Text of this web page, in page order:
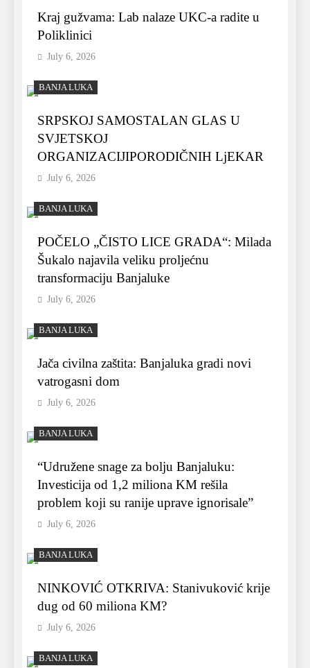
Kraj gužvama: Lab nalaze UKC-a radite u
Poliklinici
July 6, 2026
BANJA LUKA
SRPSKOJ SAMOSTALAN GLAS U
SVJETSKOJ
ORGANIZACIJIPORODIČNIH LjEKAR
July 6, 2026
BANJA LUKA
POČELO „ČISTO LICE GRADA“: Milada
Šukalo najavila veliku proljećnu
transformaciju Banjaluke
July 6, 2026
BANJA LUKA
Jača civilna zaštita: Banjaluka gradi novi
vatrogasni dom
July 6, 2026
BANJA LUKA
“Udružene snage za bolju Banjaluku:
Investicija od 1,2 miliona KM rešila
problem koji su ranije uprave ignorisale”
July 6, 2026
BANJA LUKA
NINKOVIĆ OTKRIVA: Stanivuković krije
dug od 60 miliona KM?
July 6, 2026
BANJA LUKA